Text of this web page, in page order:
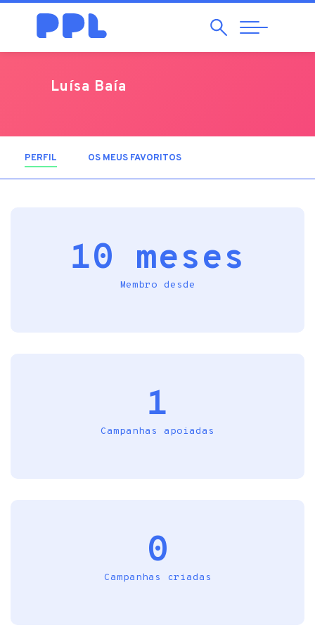
Pesquisar
Abrir
Navegação
Luísa Baía
PERFIL (SEPARADOR ATIVO)
OS MEUS FAVORITOS
10 meses
Membro desde
1
Campanhas apoiadas
0
Campanhas criadas